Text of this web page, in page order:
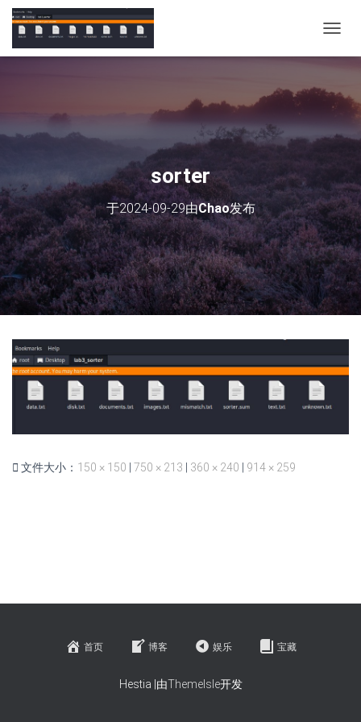
换
sorter
于2024-09-29由Chao发布
文件大小： 150 × 150 750 × 213 360 × 240 914 × 259
首页 博客 娱乐 宝藏
Hestia |由ThemeIsle开发